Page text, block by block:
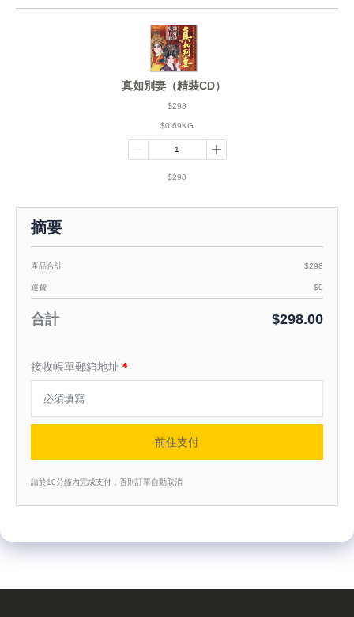
真如別妻（精裝CD）
$298
$0.69KG
$298
摘要
產品合計 $298
運費 $0
合計 $298.00
接收帳單郵箱地址 ＊
前住支付
請於10分鐘內完成支付，否則訂單自動取消